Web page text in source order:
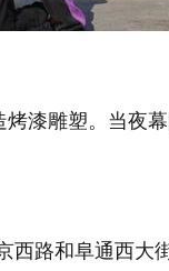
漆雕塑。当夜
路和阜通西大